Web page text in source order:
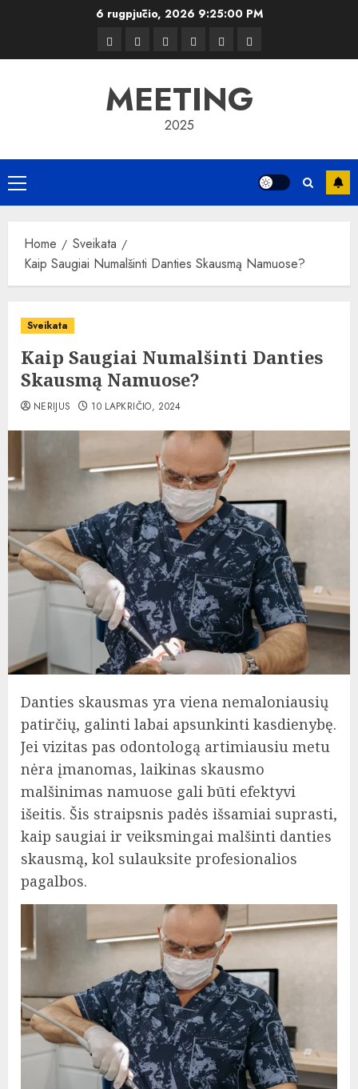
6 rugpjūčio, 2026 9:25:01 PM
KelionėsKiemasKelionėsTransportas
GrožisVerslas
MEETING
2025
Primary
Menu
Home
Sveikata
Kaip Saugiai Numalšinti Danties Skausmą Namuose?
Sveikata
Kaip Saugiai Numalšinti Danties
Skausmą Namuose?
NERIJUS 10 LAPKRIČIO, 2024
Danties skausmas yra viena nemaloniausių
patirčių, galinti labai apsunkinti kasdienybę.
Jei vizitas pas odontologą artimiausiu metu
nėra įmanomas, laikinas skausmo
malšinimas namuose gali būti efektyvi
išeitis. Šis straipsnis padės išsamiai suprasti,
kaip saugiai ir veiksmingai malšinti danties
skausmą, kol sulauksite profesionalios
pagalbos.